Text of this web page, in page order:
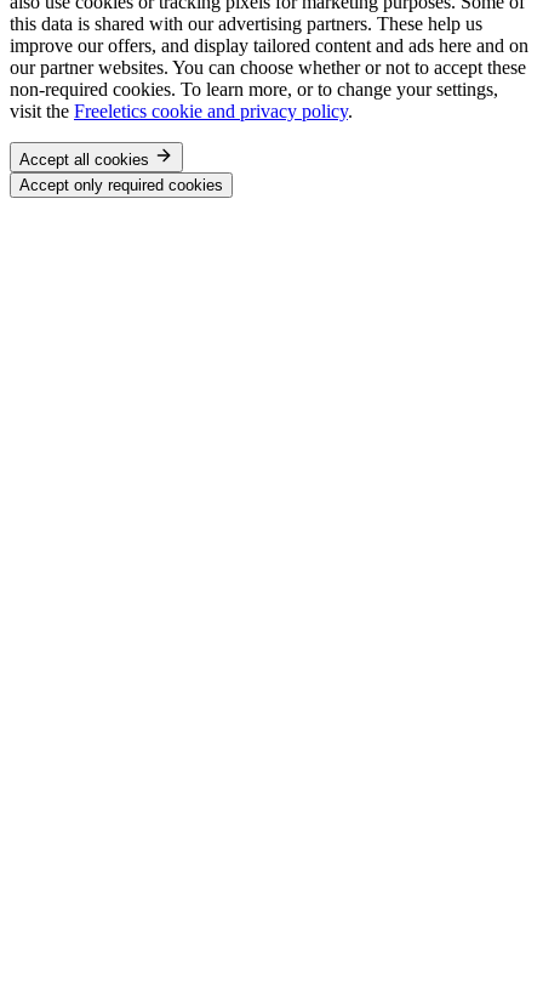
this data is shared with our advertising partners. These help us
improve our offers, and display tailored content and ads here and on
our partner websites. You can choose whether or not to accept these
non-required cookies. To learn more, or to change your settings,
visit the Freeletics cookie and privacy policy.
Accept all cookies
Accept only required cookies